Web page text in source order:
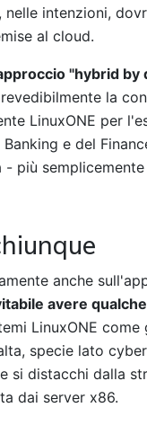
intenzioni,
al cloud.
"hybrid by
la
LinuxONE per
e del
- più
anche
avere
LinuxONE
specie lato
si distacchi dalla
dai server x86.